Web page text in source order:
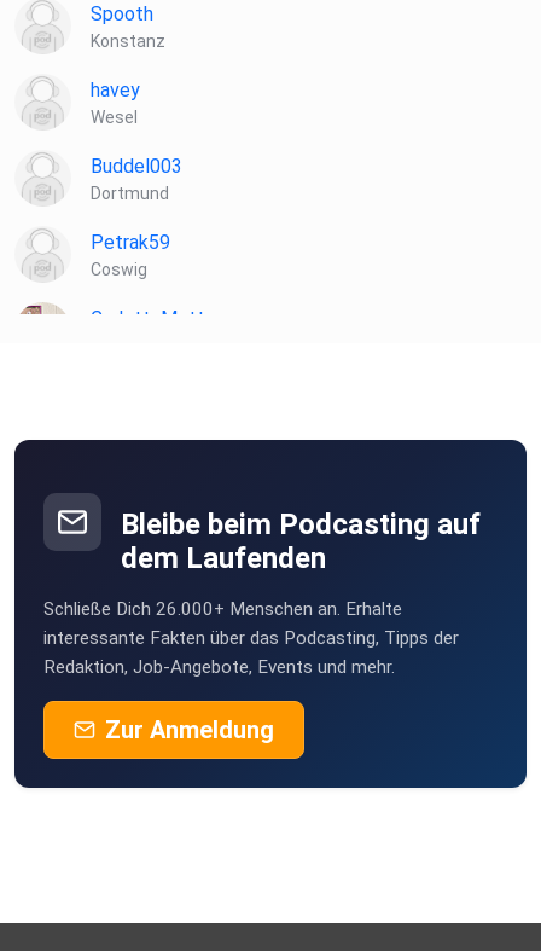
Spooth
Konstanz
havey
Wesel
Buddel003
Dortmund
Petrak59
Coswig
CarlottaMotte
Berlin
TobiLamohr
Marburg
Dormagen
Bleibe beim Podcasting auf
dem Laufenden
Schließe Dich 26.000+ Menschen an. Erhalte
interessante Fakten über das Podcasting, Tipps der
Redaktion, Job-Angebote, Events und mehr.
Zur Anmeldung